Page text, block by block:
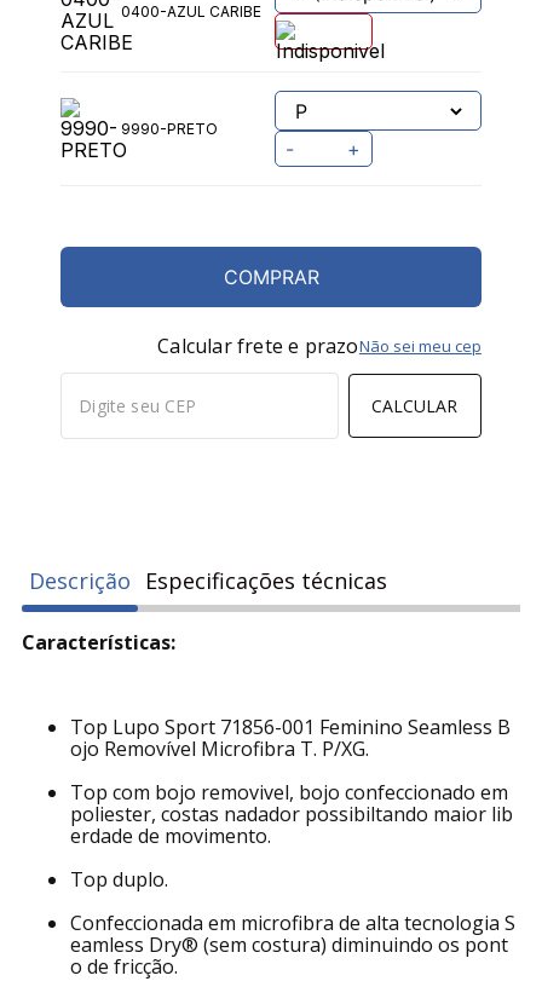
0400-AZUL CARIBE
9990-PRETO
- +
COMPRAR
Calcular frete e prazo
CALCULAR
Não sei meu cep
Descrição Especificações técnicas
Características:
Top Lupo Sport 71856-001 Feminino Seamless B
ojo Removível Microfibra T. P/XG.
Top com bojo removivel, bojo confeccionado em
poliester, costas nadador possibiltando maior lib
erdade de movimento.
Top duplo.
Confeccionada em microfibra de alta tecnologia S
eamless Dry® (sem costura) diminuindo os pont
o de fricção.